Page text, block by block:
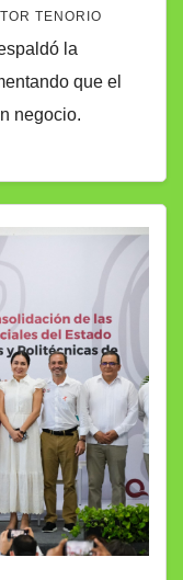
TENORIO
la
que el
negocio.